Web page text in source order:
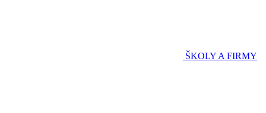
ŠKOLY A FIRMY